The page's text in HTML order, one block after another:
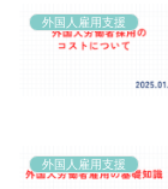
外国人雇用支援
外国人雇用支援